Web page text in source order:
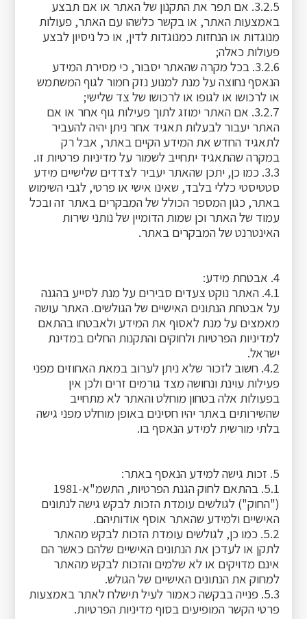
3.2.5. אם תפר את התקנון של האתר או אם תבצע
באמצעות האתר, או בקשר כלשהו עם האתר, פעולות
מנוגדות או הנחזות כמנוגדות לדין, או כל ניסיון לבצע
פעולות כאלה;
3.2.6. בכל מקרה שהאתר יסבור, כי מסירת המידע
הנאסף נחוצה על מנת למנוע נזק חמור לגוף המשתמש
או לרכושו או לגופו או לרכושו של צד שלישי;
3.2.7. אם האתר ימוזג לתוך פעילות גוף אחר או אם
האתר יעבור לבעלות תאגיד אחר ניתן יהיה להעביר
לתאגיד החדש את המידע הקיים באתר, אבל רק
במקרה שהתאגיד יתחייב לשמור על מדיניות פרטיות זו.
3.3. כמו כן, יתכן שהאתר יעביר לצדדים שלישיים מידע
סטטיסטי כללי בלבד, שאינו אישי או פרטי, לגבי השימוש
באתר, כגון המספר הכולל של המבקרים באתר זה ובכל
עמוד של האתר וכן שמות הדומיין של נותני שירות
האינטרנט של המבקרים באתר.
4. אבטחת מידע:
4.1. האתר נוקט צעדים סבירים על מנת לסייע בהגנה
על אבטחת הנתונים האישיים של הגולשים. האתר עושה
מאמצים על מנת לאסוף את המידע ולאבטחו בהתאם
למדיניות הפרטיות ולחוקים והתקנות החלים במדינת
ישראל.
4.2. חשוב לזכור שלא ניתן לערוב במאת האחוזים מפני
פעילות עוינת ונחושה מצד גורמים זרים ולכן אין
בפעולות אלה בטחון מוחלט והאתר לא מתחייב
שהשירותים באתר יהיו חסינים באופן מוחלט מפני גישה
בלתי מורשית למידע הנאסף בו.
5. זכות גישה למידע הנאסף באתר:
5.1. בהתאם לחוק הגנת הפרטיות, התשמ"א-1981
("החוק") לגולשים עומדת הזכות לבקש גישה לנתונים
האישיים ולמידע שהאתר אוסף אודותיהם.
5.2. כמו כן, לגולשים עומדת הזכות לבקש מהאתר
לתקן או לעדכן את הנתונים האישיים שלהם כאשר הם
אינם מדויקים או לא שלמים והזכות לבקש מהאתר
למחוק את הנתונים האישיים של הגולש.
5.3. פנייה בבקשה כאמור לעיל תישלח לאתר באמצעות
פרטי הקשר המופיעים בסוף מדיניות הפרטיות.